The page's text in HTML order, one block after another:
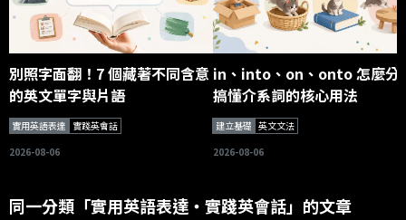
別照字面翻！7 個藏著不同含意
的英文單字與片語
實用英語表達 實踐英會話
2026-08-06
in、into、on、onto 怎麼分
搞懂介系詞的核心用法
建立基礎 英文文法
2026-08-06
同一分類「實用英語表達・實踐英會話」的文章